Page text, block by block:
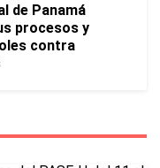
de Panamá
procesos y
contra